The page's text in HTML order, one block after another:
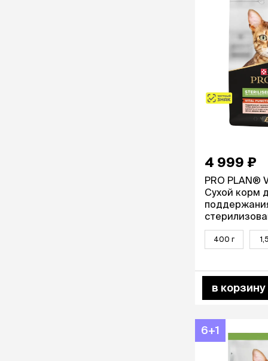
4 999 ₽
PRO PLAN®
Cухой корм
кошек, с
400 г
в корзину
6+1